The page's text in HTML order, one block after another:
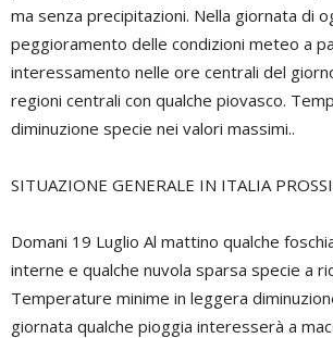
ma senza precipitazioni. Nella giornata di
peggioramento delle condizioni meteo a
interessamento nelle ore centrali del
regioni centrali con qualche piovasco.
diminuzione specie nei valori massimi..
SITUAZIONE GENERALE IN ITALIA
Domani 19 Luglio Al mattino qualche
interne e qualche nuvola sparsa specie a
Temperature minime in leggera
giornata qualche pioggia interesserà a